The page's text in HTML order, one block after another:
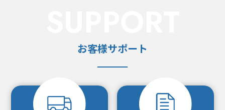
お客様サポート